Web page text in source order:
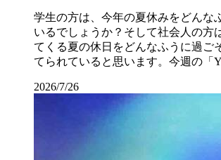
学生の方は、今年の夏休みをどんな
いるでしょうか？そして社会人の方
てくる夏の休日をどんなふうに過ご
てられていると思います。今週の
2026/7/26